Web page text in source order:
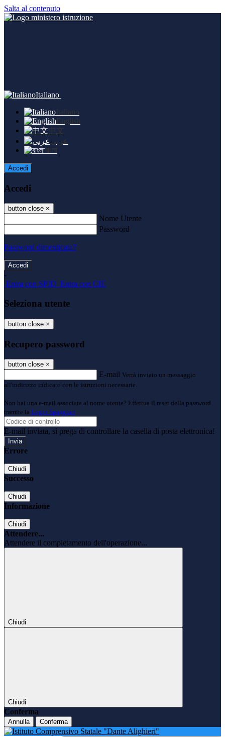
Salta al contenuto
Italiano
Italiano
English
中文
عربى
বাংলা
Accedi
Accedi
button close ×
Nome Utente
Password
Password dimenticata?
-
Entra con SPID Entra con CIE
Seleziona utente
button close ×
Recupero password
button close ×
E-mail Verrà inviato un messaggio
all'indirizzo indicato con le istruzioni necessarie.
Non hai una e-mail associata al nome utente? Effettua il reset della password
tramite la Login Spaggiari
E-mail inviata, si prega di controllare la casella di posta elettronica!
Errore
Chiudi
Successo
Chiudi
Informazione
Chiudi
Attendere...
Attendere il completamento dell'operazione...
Chiudi
Chiudi
Conferma
Annulla Conferma